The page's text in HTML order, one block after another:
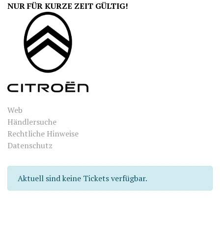
NUR FÜR KURZE ZEIT GÜLTIG!
Web
Händlersuche
Rechtliche Hinweise
Datenschutz
Aktuell sind keine Tickets verfügbar.